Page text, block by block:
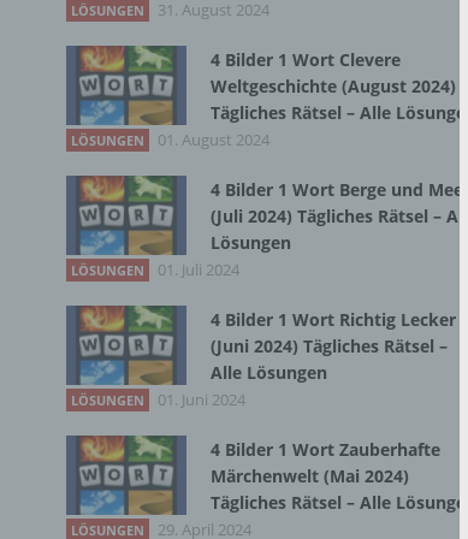
LÖSUNGEN 31. August 2024
4 Bilder 1 Wort Clevere
Weltgeschichte (August 2024)
Tägliches Rätsel – Alle Lösungen
LÖSUNGEN 01. August 2024
4 Bilder 1 Wort Berge und Meer
(Juli 2024) Tägliches Rätsel – Alle
Lösungen
LÖSUNGEN 01. Juli 2024
4 Bilder 1 Wort Richtig Lecker
(Juni 2024) Tägliches Rätsel –
Alle Lösungen
LÖSUNGEN 01. Juni 2024
4 Bilder 1 Wort Zauberhafte
Märchenwelt (Mai 2024)
Tägliches Rätsel – Alle Lösungen
LÖSUNGEN 29. April 2024